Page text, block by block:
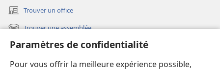
Paramètres de confidentialité
Pour vous offrir la meilleure expérience possible,
Trouver un office
(ouvre
une
fenêtre)
Trouver une assemblée
(ouvre
une
nouvelle
fenêtre)
Les nouveautés
Vidéos